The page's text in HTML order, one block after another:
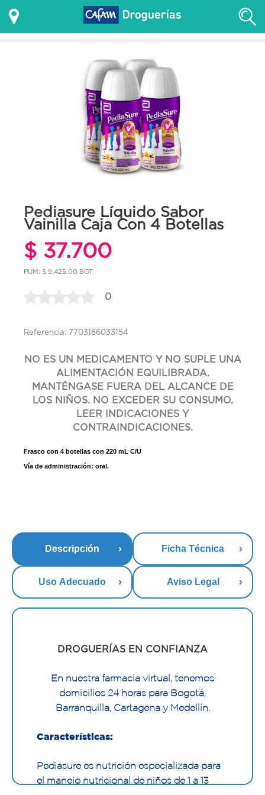
Pediasure Líquido Sabor
Vainilla Caja Con 4 Botellas
$ 37.700
PUM: $ 9,425.00 BOT
0
Referencia: 7703186033154
NO ES UN MEDICAMENTO Y NO SUPLE UNA
ALIMENTACIÓN EQUILIBRADA.
MANTÉNGASE FUERA DEL ALCANCE DE
LOS NIÑOS. NO EXCEDER SU CONSUMO.
LEER INDICACIONES Y
CONTRAINDICACIONES.
Frasco con 4 botellas con 220 mL C/U
Vía de administración: oral.
Descripción Ficha Técnica
Uso Adecuado Aviso Legal
DROGUERÍAS EN CONFIANZA
En nuestra farmacia virtual, tenemos
domicilios 24 horas para Bogotá,
Barranquilla, Cartagena y Medellín.
Características:
Pediasure es nutrición especializada para
el manejo nutricional de niños de 1 a 13